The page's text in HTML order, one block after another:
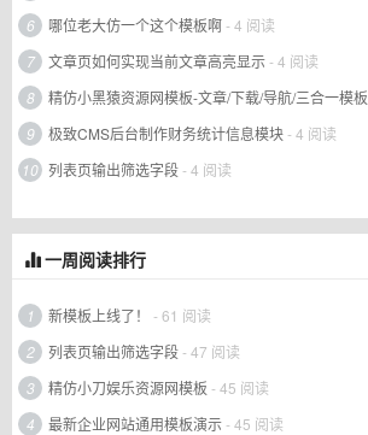
6
哪位老大仿一个这个模板啊- 4 阅读
7
文章页如何实现当前文章高亮显示- 4 阅读
8
精仿小黑猿资源网模板-文章/下载/导航/三合一模板
9
极致CMS后台制作财务统计信息模块- 4 阅读
10 列表页输出筛选字段- 4 阅读
一周阅读排行
1 新模板上线了！
- 61 阅读
2
列表页输出筛选字段- 47 阅读
3
精仿小刀娱乐资源网模板 - 45 阅读
4
最新企业网站通用模板演示- 45 阅读